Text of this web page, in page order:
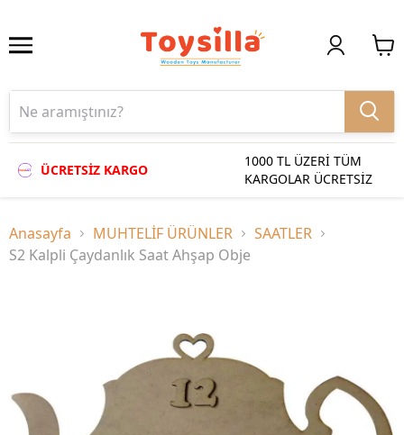
ÜCRETSİZ KARGO
1000 TL ÜZERİ TÜM
KARGOLAR ÜCRETSİZ
Anasayfa MUHTELİF ÜRÜNLER
SAATLER
S2 Kalpli Çaydanlık Saat Ahşap Obje